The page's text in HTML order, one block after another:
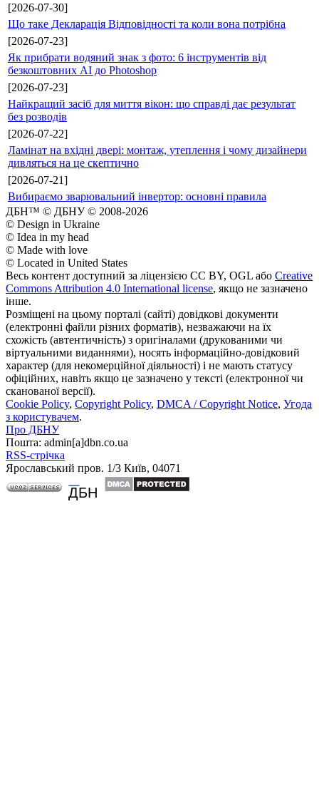
[2026-07-30]
Що таке Декларація Відповідності та коли вона потрібна
[2026-07-23]
Як прибрати водяний знак з фото: 6 інструментів від
безкоштовних AI до Photoshop
[2026-07-23]
Найкращий засіб для миття вікон: що справді дає результат
без розводів
[2026-07-22]
Ламінат на вхідні двері: монтаж, утеплення і чому дизайнери
дивляться на це скептично
[2026-07-21]
Вибираємо зварювальний інвертор: основні правила
ДБН™ © ДБНУ © 2008-2026
© Design in Ukraine
© Idea in my head
© Made with love
© Located in United States
Весь контент доступний за ліцензією CC BY, OGL або Creative
Commons Attribution 4.0 International license, якщо не зазначено
інше.
Розміщені на цьому порталі (сайті) довідкові документи
(електронні файли різних форматів), незважаючи на їх
схожість (автентичність) з оригіналами (друкованими чи
віртуальними виданнями), носять інформаційно-довідковий
характер (для некомерційної діяльності) і не мають статусу
офіційних, навіть якщо це зазначено у тексті (електронної чи
сканованої версії).
Cookie Policy, Copyright Policy, DMCA / Copyright Notice, Угода
з користувачем.
Про ДБНУ
Пошта: admin[а]dbn.co.ua
RSS-стрічка
Ярославський пров. 1/3 Київ, 04071